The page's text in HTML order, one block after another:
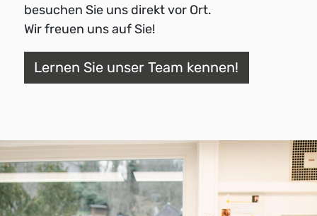
besuchen Sie uns direkt vor Ort.
Wir freuen uns auf Sie!
Lernen Sie unser Team kennen!